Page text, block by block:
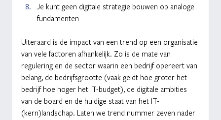
Je kunt geen digitale strategie bouwen op analoge
fundamenten
Uiteraard is de impact van een trend op een organisatie
van vele factoren afhankelijk. Zo is de mate van
regulering en de sector waarin een bedrijf opereert van
belang, de bedrijfsgrootte (vaak geldt hoe groter het
bedrijf hoe hoger het IT-budget), de digitale ambities
van de board en de huidige staat van het IT-
(kern)landschap. Laten we trend nummer zeven nader